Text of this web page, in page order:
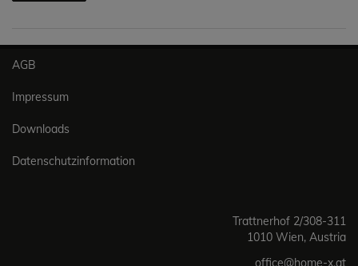
AGB
Impressum
Downloads
Datenschutzinformation
Trattnerhof 2/308-311
1010 Wien, Austria